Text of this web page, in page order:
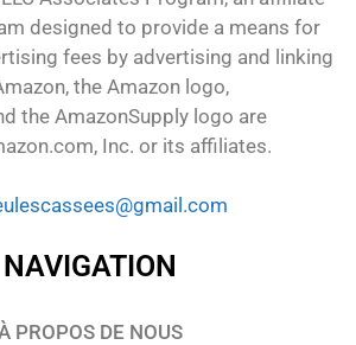
designed to provide a means for
fees by advertising and linking
the Amazon logo,
the AmazonSupply logo are
Inc. or its affiliates.
NAVIGATION
PROPOS DE NOUS